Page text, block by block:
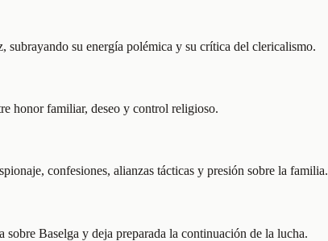
su energía polémica y su crítica del clericalismo.
honor familiar, deseo y control religioso.
confesiones, alianzas tácticas y presión sobre la familia.
sobre Baselga y deja preparada la continuación de la lucha.